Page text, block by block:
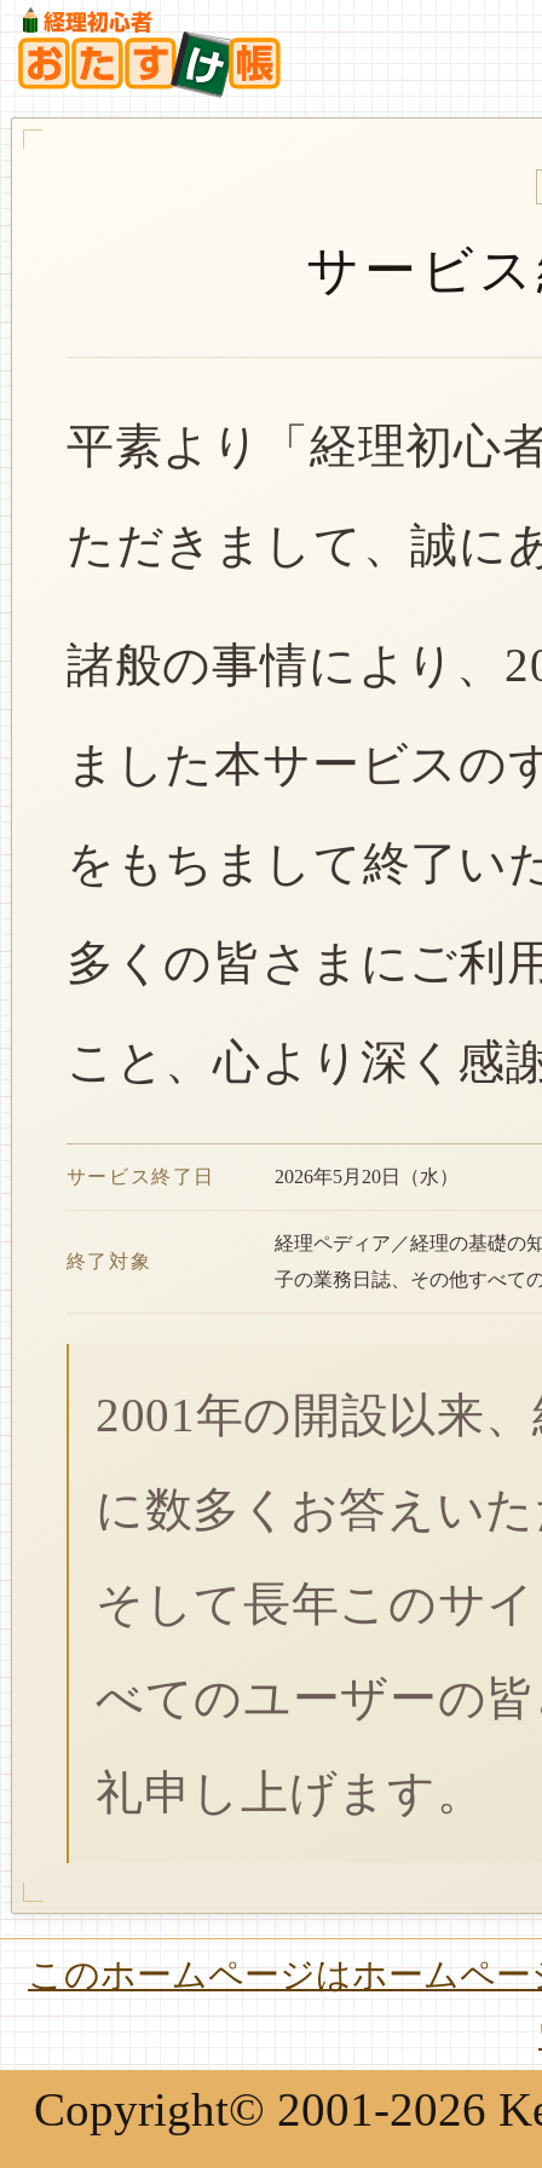
サービ
平素より「経理初心
ただきまして、誠に
諸般の事情により、
ました本サービスの
をもちまして終了い
多くの皆さまにご利
こと、心より深く感
サービス終了日 2026年5月20日（水）
終了対象
経理ペディア／経理の基礎の
子の業務日誌、その他すべて
2001年の開設以来
に数多くお答えい
そして長年このサ
べてのユーザーの
礼申し上げます。
このホームページはホームペ
Copyright© 2001-2026